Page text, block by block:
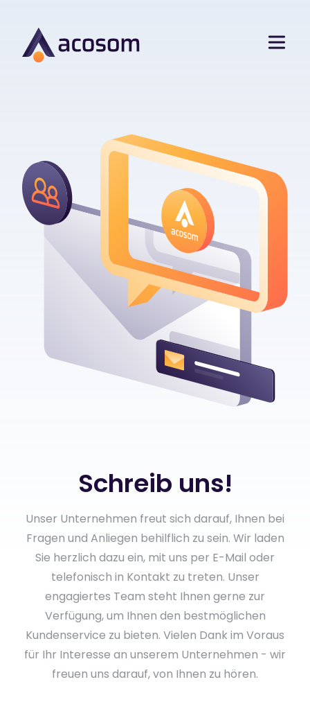
Schreib uns!
Unser Unternehmen freut sich darauf, Ihnen bei
Fragen und Anliegen behilflich zu sein. Wir laden
Sie herzlich dazu ein, mit uns per E-Mail oder
telefonisch in Kontakt zu treten. Unser
engagiertes Team steht Ihnen gerne zur
Verfügung, um Ihnen den bestmöglichen
Kundenservice zu bieten. Vielen Dank im Voraus
für Ihr Interesse an unserem Unternehmen - wir
freuen uns darauf, von Ihnen zu hören.